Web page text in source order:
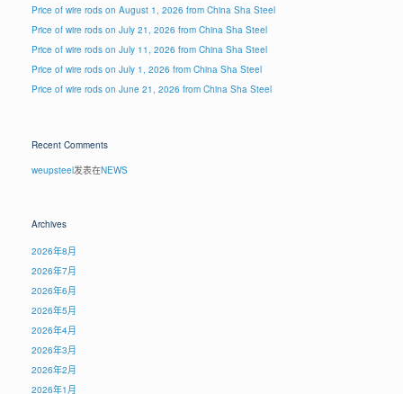
Price of wire rods on August 1, 2026 from China Sha Steel
Price of wire rods on July 21, 2026 from China Sha Steel
Price of wire rods on July 11, 2026 from China Sha Steel
Price of wire rods on July 1, 2026 from China Sha Steel
Price of wire rods on June 21, 2026 from China Sha Steel
Recent Comments
weupsteel发表在NEWS
Archives
2026年8月
2026年7月
2026年6月
2026年5月
2026年4月
2026年3月
2026年2月
2026年1月